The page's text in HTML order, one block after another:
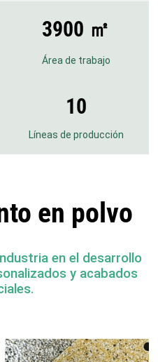
3900 ㎡
Área de trabajo
10
Líneas de producción
en polvo
en el desarrollo
y acabados